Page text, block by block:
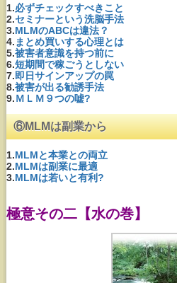
1.必ずチェックすべきこと
2.セミナーという洗脳手法
3.MLMのABCは違法？
4.まとめ買いする心理とは
5.被害者意識を持つ前に
6.短期間で稼ごうとしない
7.即日サインアップの罠
8.被害が出る勧誘手法
9.ＭＬＭ９つの嘘?
⑥MLMは副業から
1.MLMと本業との両立
2.MLMは副業に最適
3.MLMは若いと有利?
極意その二【水の巻】